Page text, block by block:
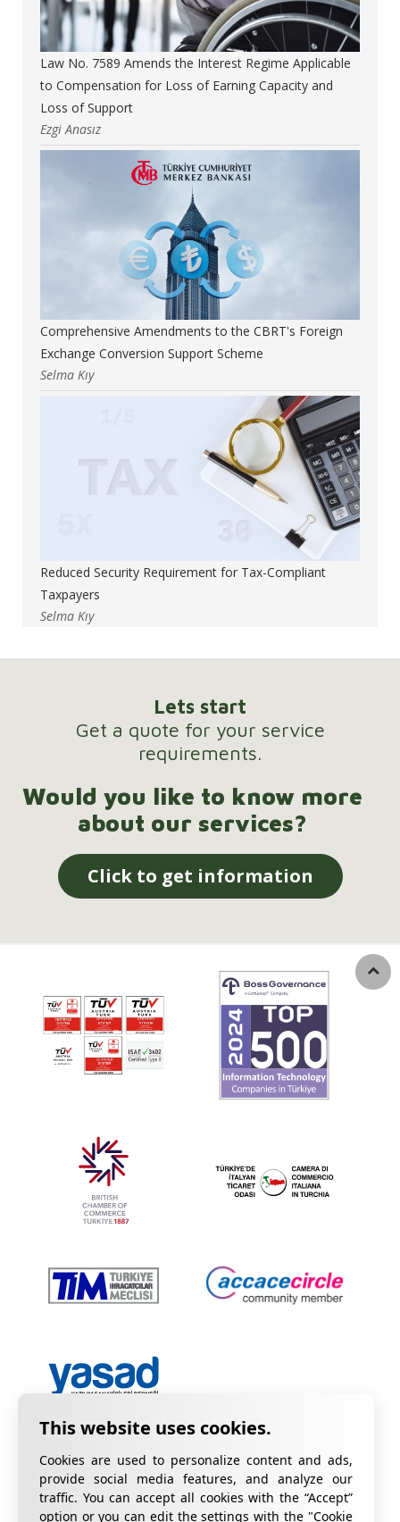
Cookies are used to personalize content and ads,
provide social media features, and analyze our
traffic. You can accept all cookies with the “Accept”
option or you can edit the settings with the "Cookie
Law No. 7589 Amends the Interest Regime Applicable
to Compensation for Loss of Earning Capacity and
Loss of Support
Ezgi Anasız
Comprehensive Amendments to the CBRT's Foreign
Exchange Conversion Support Scheme
Selma Kıy
Reduced Security Requirement for Tax-Compliant
Taxpayers
Selma Kıy
Lets start
Get a quote for your service
requirements.
Would you like to know more
about our services?
Click to get information